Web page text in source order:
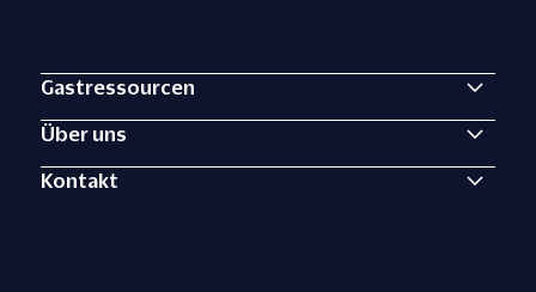
Gastressourcen
Über uns
Kontakt